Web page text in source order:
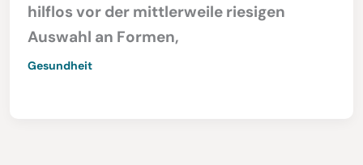
hilflos vor der mittlerweile riesigen
Auswahl an Formen,
Gesundheit